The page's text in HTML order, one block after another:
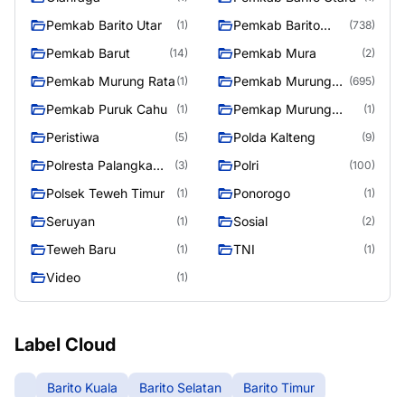
Pemkab Barito Utar (1)
Pemkab Barito
(738)
Pemkab Barut (14) Pemkab Mura (2)
Pemkab Murung Rata (1)
Pemkab Murung
(695)
Pemkab Puruk Cahu (1)
Pemkap Murung
(1)
Peristiwa (5) Polda Kalteng (9)
Polresta Palangka
(3) Polri (100)
Polsek Teweh Timur (1) Ponorogo (1)
Seruyan (1) Sosial (2)
Teweh Baru (1) TNI (1)
Video (1)
Label Cloud
Barito Kuala Barito Selatan
Barito Timur